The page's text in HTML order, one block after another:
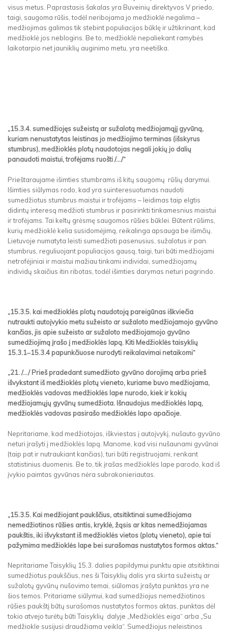
visus metus. Paprastasis šakalas yra Buveinių direktyvos V priedo,
taigi, saugoma rūšis, todėl neribojama jo medžioklė negalima –
medžiojimas galimas tik stebint populiacijos būklę ir užtikrinant, kad
medžioklė jos neblogins. Be to, medžioklė nepaliekant ramybės
laikotarpio net jauniklių auginimo metu, yra neetiška.
„15.3.4. sumedžiojęs sužeistą ar sužalotą medžiojamąjį gyvūną,
kuriam nenustatytas leistinas jo medžiojimo terminas (išskyrus
stumbrus), medžioklės plotų naudotojas negali jokių jo dalių
panaudoti maistui, trofėjams ruošti /.../“
Prieštaraujame išimties stumbrams iš kitų saugomų rūšių darymui.
Išimties siūlymas rodo, kad yra suinteresuotumas naudoti
sumedžiotus stumbrus maistui ir trofėjams – leidimas taip elgtis
didintų interesą medžioti stumbrus ir pasirinkti tinkamesnius maistui
ir trofėjams. Tai keltų grėsmę saugomos rūšies būklei. Būtent rūšims,
kurių medžioklė kelia susidomėjimą, reikalinga apsauga be išimčių.
Lietuvoje numatyta leisti sumedžioti pasenusius, sužalotus ir pan.
stumbrus, reguliuojant populiacijos gausą, taigi, turi būti medžiojami
netrofėjiniai ir maistui mažiau tinkami individai, sumedžiojamų
individų skaičius itin ribotas, todėl išimties darymas neturi pagrindo.
„15.3.5. kai medžioklės plotų naudotoją pareigūnas iškviečia
nutraukti autoįvykio metu sužeisto ar sužaloto medžiojamojo gyvūno
kančias, jis apie sužeisto ar sužaloto medžiojamojo gyvūno
sumedžiojimą įrašo į medžioklės lapą. Kiti Medžioklės taisyklių
15.3.1‒15.3.4 papunkčiuose nurodyti reikalavimai netaikomi“
„21. /.../ Prieš pradedant sumedžioto gyvūno dorojimą arba prieš
išvykstant iš medžioklės plotų vieneto, kuriame buvo medžiojama,
medžioklės vadovas medžioklės lape nurodo, kiek ir kokių
medžiojamųjų gyvūnų sumedžiota. Išnaudojus medžioklės lapą,
medžioklės vadovas pasirašo medžioklės lapo apačioje.
Nepritariame, kad medžiotojas, iškviestas į autoįvykį, nušauto gyvūno
neturi įrašyti į medžioklės lapą. Manome, kad visi nušaunami gyvūnai
(taip pat ir nutraukiant kančias), turi būti registruojami, renkant
statistinius duomenis. Be to, tik įrašas medžioklės lape parodo, kad iš
įvykio paimtas gyvūnas nėra subrakonieriautas.
„15.3.5. Kai medžiojant paukščius, atsitiktinai sumedžiojama
nemedžiotinos rūšies antis, kryklė, žąsis ar kitas nemedžiojamas
paukštis, iki išvykstant iš medžioklės vietos (plotų vieneto), apie tai
pažymima medžioklės lape bei surašomas nustatytos formos aktas.“
Nepritariame Taisyklių 15.3. dalies papildymui punktu apie atsitiktinai
sumedžiotus paukščius, nes ši Taisyklių dalis yra skirta sužeistų ar
sužalotų gyvūnų nušovimo temai, siūlomas įrašyta punktas yra ne
šios temos. Pritariame siūlymui, kad sumedžiojus nemedžiotinos
rūšies paukštį būtų surašomas nustatytos formos aktas, punktas dėl
tokio atvejo turėtų būti Taisyklių dalyje „Medžioklės eiga“ arba „Su
medžiokle susijusi draudžiama veikla“. Sumedžiojus neleistinos